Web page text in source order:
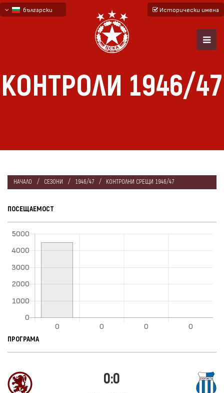
български
Исторически имена
КОНТРОЛИ 1946/47
НАЧАЛО СЕЗОНИ 1946/47 КОНТРОЛНИ СРЕЩИ 1946/47
ПОСЕЩАЕМОСТ
ПРОГРАМА
0:0